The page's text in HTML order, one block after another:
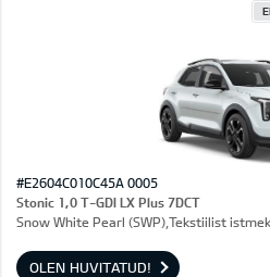
#E2604C010C45A 0005
Stonic 1,0 T-GDI LX Plus 7DCT
Snow White Pearl (SWP),Tekstiilist
OLEN HUVITATUD!